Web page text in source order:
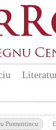
Pumuntincu